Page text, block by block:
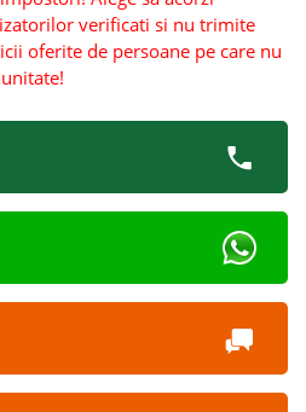
verificati si nu trimite
oferite de persoane pe care nu